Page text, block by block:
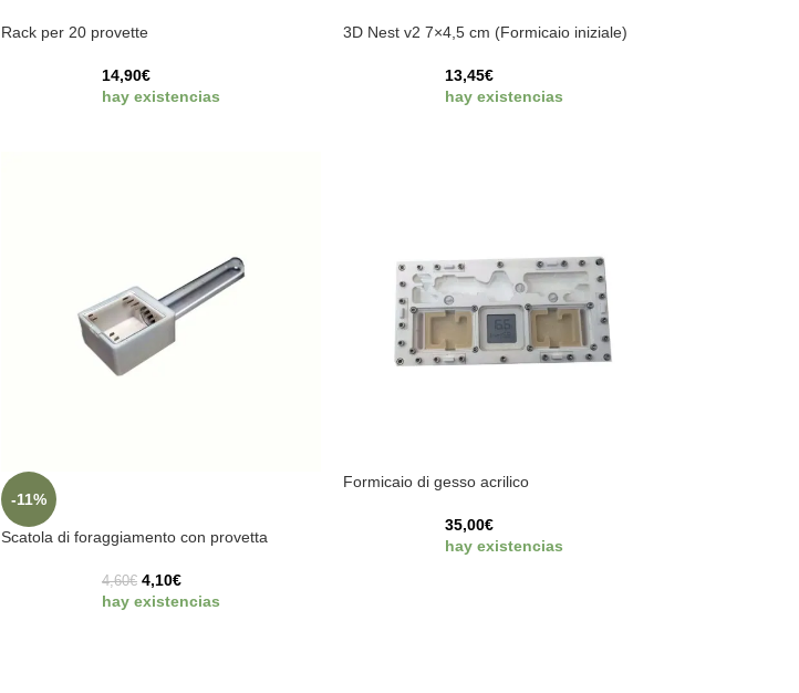
Rack per 20 provette
14,90€
hay existencias
3D Nest v2 7×4,5 cm (Formicaio iniziale)
13,45€
hay existencias
-11%
Scatola di foraggiamento con provetta
4,60€ 4,10€
hay existencias
Formicaio di gesso acrilico
35,00€
hay existencias